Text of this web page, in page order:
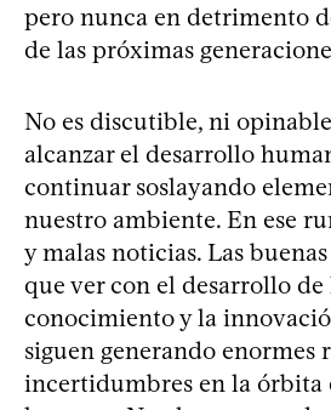
pero nunca en detrimento
de las próximas
No es discutible, ni
alcanzar el desarrollo
continuar soslayando
nuestro ambiente. En ese
y malas noticias. Las
que ver con el desarrollo
conocimiento y la
siguen generando enormes
incertidumbres en la órbita